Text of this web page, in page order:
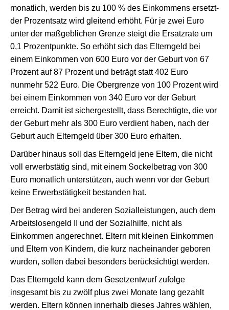
monatlich, werden bis zu 100 % des Einkommens ersetzt-
der Prozentsatz wird gleitend erhöht. Für je zwei Euro
unter der maßgeblichen Grenze steigt die Ersatzrate um
0,1 Prozentpunkte. So erhöht sich das Elterngeld bei
einem Einkommen von 600 Euro vor der Geburt von 67
Prozent auf 87 Prozent und beträgt statt 402 Euro
nunmehr 522 Euro. Die Obergrenze von 100 Prozent wird
bei einem Einkommen von 340 Euro vor der Geburt
erreicht. Damit ist sichergestellt, dass Berechtigte, die vor
der Geburt mehr als 300 Euro verdient haben, nach der
Geburt auch Elterngeld über 300 Euro erhalten.
Darüber hinaus soll das Elterngeld jene Eltern, die nicht
voll erwerbstätig sind, mit einem Sockelbetrag von 300
Euro monatlich unterstützen, auch wenn vor der Geburt
keine Erwerbstätigkeit bestanden hat.
Der Betrag wird bei anderen Sozialleistungen, auch dem
Arbeitslosengeld II und der Sozialhilfe, nicht als
Einkommen angerechnet. Eltern mit kleinen Einkommen
und Eltern von Kindern, die kurz nacheinander geboren
wurden, sollen dabei besonders berücksichtigt werden.
Das Elterngeld kann dem Gesetzentwurf zufolge
insgesamt bis zu zwölf plus zwei Monate lang gezahlt
werden. Eltern können innerhalb dieses Jahres wählen,